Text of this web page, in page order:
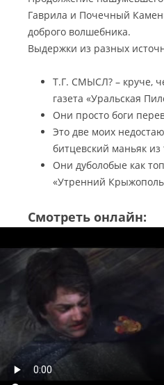
Гаврила и Почечный
доброго волшебника.
Выдержки из разных
Т.Г. СМЫСЛ? – круче,
газета «Уральская
Они просто боги
Это две моих
битцевский маньяк
Они дуболобые как
«Утренний
Смотреть онлайн: